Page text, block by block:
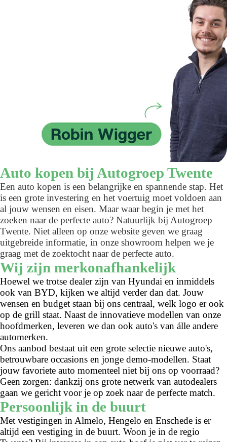
Auto kopen bij Autogroep Twente
Een auto kopen is een belangrijke en spannende stap. Het
is een grote investering en het voertuig moet voldoen aan
al jouw wensen en eisen. Maar waar begin je met het
zoeken naar de perfecte auto? Natuurlijk bij Autogroep
Twente. Niet alleen op onze website geven we graag
uitgebreide informatie, in onze showroom helpen we je
graag met de zoektocht naar de perfecte auto.
Wij zijn merkonafhankelijk
Hoewel we trotse dealer zijn van Hyundai en inmiddels
ook van BYD, kijken we altijd verder dan dat. Jouw
wensen en budget staan bij ons centraal, welk logo er ook
op de grill staat. Naast de innovatieve modellen van onze
hoofdmerken, leveren we dan ook auto's van álle andere
automerken.
Ons aanbod bestaat uit een grote selectie nieuwe auto's,
betrouwbare occasions en jonge demo-modellen. Staat
jouw favoriete auto momenteel niet bij ons op voorraad?
Geen zorgen: dankzij ons grote netwerk van autodealers
gaan we gericht voor je op zoek naar de perfecte match.
Persoonlijk in de buurt
Met vestigingen in Almelo, Hengelo en Enschede is er
altijd een vestiging in de buurt. Woon je in de regio